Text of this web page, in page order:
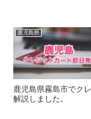
鹿児島県
鹿児島県霧島市でク
解説しました。